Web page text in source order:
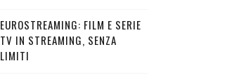
EUROSTREAMING: FILM E SERIE
TV IN STREAMING, SENZA
LIMITI